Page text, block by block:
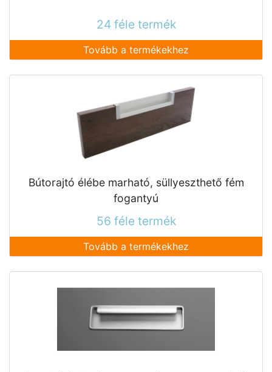
24 féle termék
Tovább a termékekhez
Bútorajtó élébe marható, süllyeszthető fém
fogantyú
56 féle termék
Tovább a termékekhez